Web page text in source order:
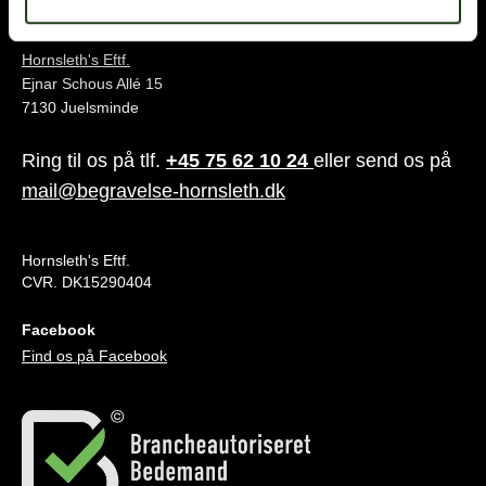
Hornsleth's Eftf.
Ejnar Schous Allé 15
7130 Juelsminde
Ring til os på tlf. +45 75 62 10 24 eller send os på
mail@begravelse-hornsleth.dk
Hornsleth's Eftf.
CVR. DK15290404
Facebook
Find os på Facebook